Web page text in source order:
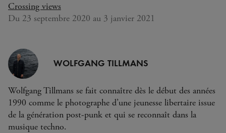
Crossing views
Du 23 septembre 2020 au 3 janvier 2021
WOLFGANG TILLMANS
Wolfgang Tillmans se fait connaître dès le début des années
1990 comme le photographe d’une jeunesse libertaire issue
de la génération post-punk et qui se reconnaît dans la
musique techno.